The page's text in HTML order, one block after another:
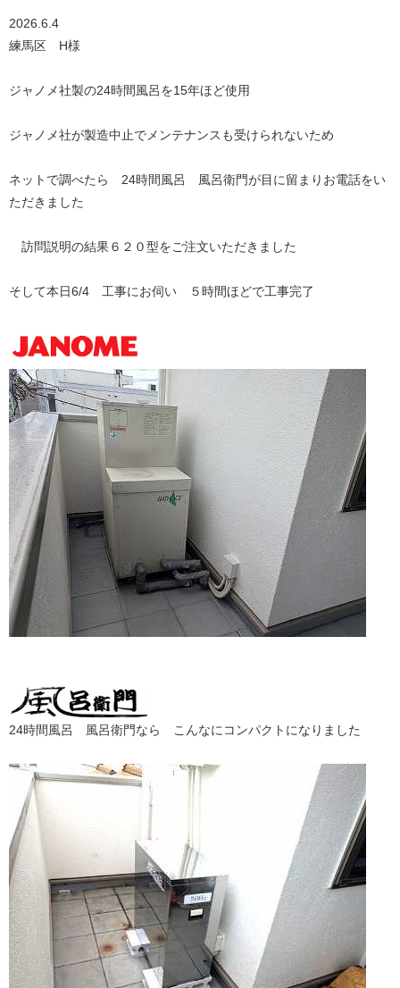
2026.6.4
練馬区 H様
ジャノメ社製の24時間風呂を15年ほど使用
ジャノメ社が製造中止でメンテナンスも受けられないため
ネットで調べたら 24時間風呂 風呂衛門が目に留まりお電話をい
ただきました
訪問説明の結果６２０型をご注文いただきました
そして本日6/4 工事にお伺い ５時間ほどで工事完了
24時間風呂 風呂衛門なら こんなにコンパクトになりました